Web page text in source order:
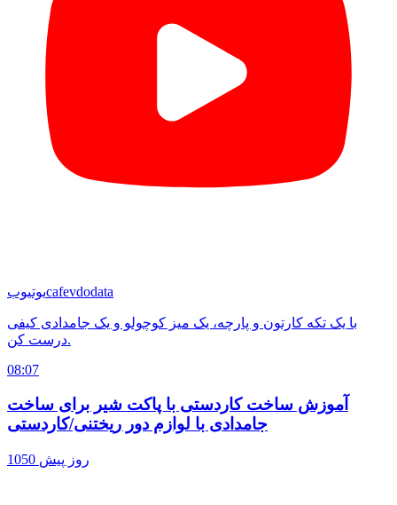
یوتیوبcafevdodata
با یک تکه کارتون و پارچه، یک میز کوچولو و یک جامدادی کیفی
درست کن.
08:07
آموزش ساخت کاردستی با پاکت شیر برای ساخت
جامدادی با لوازم دور ریختنی/کاردستی
1050 روز پیش